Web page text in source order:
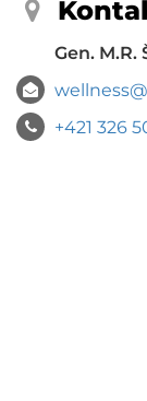
Gen. M.R.
+421 326